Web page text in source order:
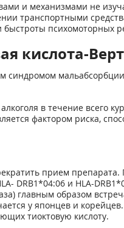
и механизмами не
транспортными
психомоторных
кислота-
синдромом
в течение всего
фактором риска,
прием препарата.
DRB1*04:06 и HLA-
главным образом
у японцев и
тиоктовую кислоту.